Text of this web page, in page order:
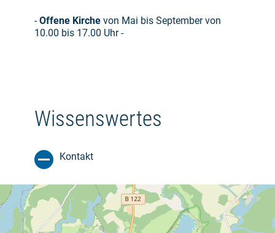
-Offene Kirche von Mai bis September von
10.00 bis 17.00 Uhr -
Wissenswertes
Kontakt